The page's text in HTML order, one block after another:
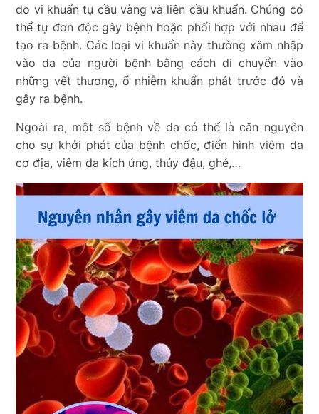
do vi khuẩn tụ cầu vàng và liên cầu khuẩn. Chúng có
thể tự đơn độc gây bệnh hoặc phối hợp với nhau để
tạo ra bệnh. Các loại vi khuẩn này thường xâm nhập
vào da của người bệnh bằng cách di chuyển vào
những vết thương, ổ nhiễm khuẩn phát trước đó và
gây ra bệnh.
Ngoài ra, một số bệnh về da có thể là căn nguyên
cho sự khởi phát của bệnh chốc, điển hình viêm da
cơ địa, viêm da kích ứng, thủy đậu, ghẻ,…